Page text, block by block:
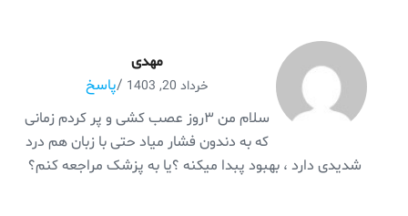
مهدی
خرداد 20, 1403 /پاسخ
سلام من ۳روز عصب کشی و پر کردم زمانی
که به دندون فشار میاد حتی با زبان هم درد
شدیدی دارد ، بهبود پبدا میکنه ؟یا به پزشک مراجعه کنم؟